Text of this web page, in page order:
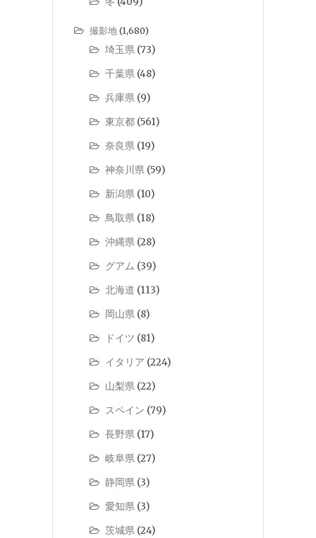
撮影地(1,680)
埼玉県 (73)
千葉県 (48)
兵庫県 (9)
東京都 (561)
奈良県 (19)
神奈川県 (59)
新潟県 (10)
鳥取県 (18)
沖縄県 (28)
グアム (39)
北海道 (113)
岡山県 (8)
ドイツ (81)
イタリア (224)
山梨県 (22)
スペイン (79)
長野県 (17)
岐阜県 (27)
静岡県 (3)
愛知県 (3)
茨城県 (24)